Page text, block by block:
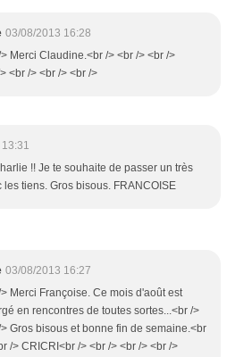
03/08/2013 16:28
Merci Claudine.<br /> <br /> <br />
<br /> <br /> <br />
!! Je te souhaite de passer un très
tiens. Gros bisous. FRANCOISE
03/08/2013 16:27
Merci Françoise. Ce mois d'août est
en rencontres de toutes sortes...<br />
Gros bisous et bonne fin de semaine.<br
/> CRICRI<br /> <br /> <br /> <br />